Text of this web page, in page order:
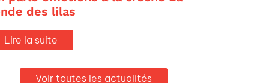
des lilas
Lire la suite
Voir toutes les actualités